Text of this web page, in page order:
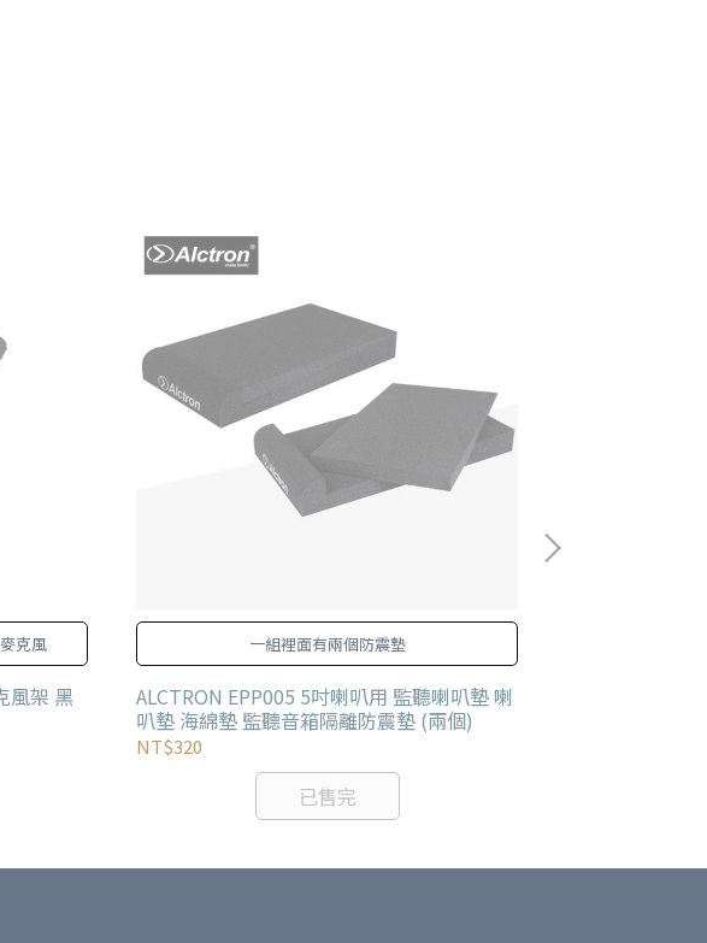
克風
風架 黑
一組裡面有兩個防震墊
ALCTRON EPP005 5吋喇叭用 監聽喇叭墊 喇
叭墊 海綿墊 監聽音箱隔離防震墊 (兩個)
NT$320
已售完